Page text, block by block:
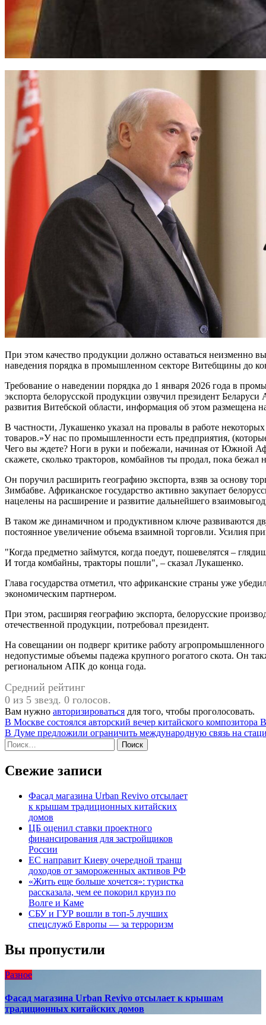
При этом качество продукции должно оставаться неизменно
наведения порядка в промышленном секторе Витебщины до
Требование о наведении порядка до 1 января 2026 года в
экспорта белорусской продукции озвучил президент
развития Витебской области, информация об этом размещена
В частности, Лукашенко указал на провалы в работе
товаров.»У нас по промышленности есть предприятия,
Чего вы ждете? Ноги в руки и побежали, начиная от Южной
скажете, сколько тракторов, комбайнов ты продал, пока
Он поручил расширить географию экспорта, взяв за основу
Зимбабве. Африканское государство активно закупает
нацелены на расширение и развитие дальнейшего
В таком же динамичном и продуктивном ключе развиваются
постоянное увеличение объема взаимной торговли. Усилия
"Когда предметно займутся, когда поедут, пошевелятся –
И тогда комбайны, тракторы пошли", – сказал Лукашенко.
Глава государства отметил, что африканские страны уже
экономическим партнером.
При этом, расширяя географию экспорта, белорусские
отечественной продукции, потребовал президент.
На совещании он подверг критике работу агропромышленного
недопустимые объемы падежа крупного рогатого скота. Он
региональном АПК до конца года.
Средний рейтинг
0 из 5 звезд. 0 голосов.
Вам нужно авторизироваться для того, чтобы проголосовать.
Навигация
по
записям
В Москве состоялся авторский вечер китайского композитора
В Думе предложили ограничить международную связь на
Найти:
Свежие записи
Фасад магазина Urban Revivo отсылает
к крышам традиционных китайских
домов
ЦБ оценил ставки проектного
финансирования для застройщиков
России
ЕС направит Киеву очередной транш
доходов от замороженных активов РФ
«Жить еще больше хочется»: туристка
рассказала, чем ее покорил круиз по
Волге и Каме
СБУ и ГУР вошли в топ-5 лучших
спецслужб Европы — за терроризм
Вы пропустили
Разное
Фасад магазина Urban Revivo отсылает к крышам
традиционных китайских домов